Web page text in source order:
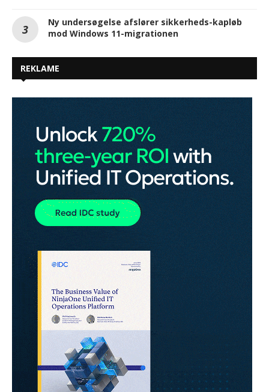
Ny undersøgelse afslører sikkerheds-kapløb
mod Windows 11-migrationen
REKLAME